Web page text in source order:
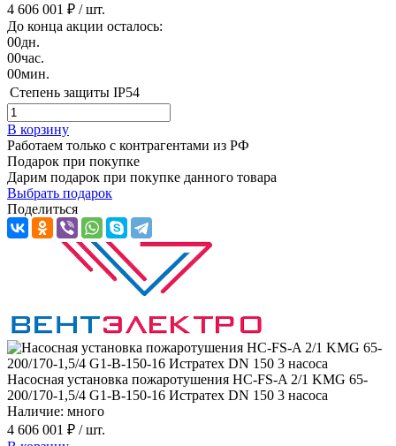
4 606 001 ₽ / шт.
До конца акции осталось:
00дн.
00час.
00мин.
Степень защиты IP54
В корзину
Работаем только с контрагентами из РФ
Подарок при покупке
Дарим подарок при покупке данного товара
Выбрать подарок
Поделиться
Насосная установка пожаротушения HC-FS-A 2/1 KMG 65-
200/170-1,5/4 G1-B-150-16 Истратех DN 150 3 насоса
Наличие: много
4 606 001 ₽ / шт.